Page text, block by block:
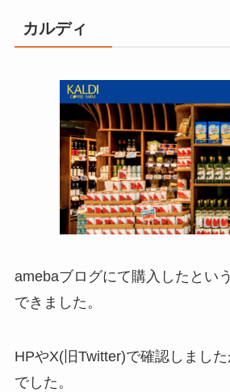
カルディ
amebaブログにて購入したとい
できました。
HPやX(旧Twitter)で確認しまし
でした。